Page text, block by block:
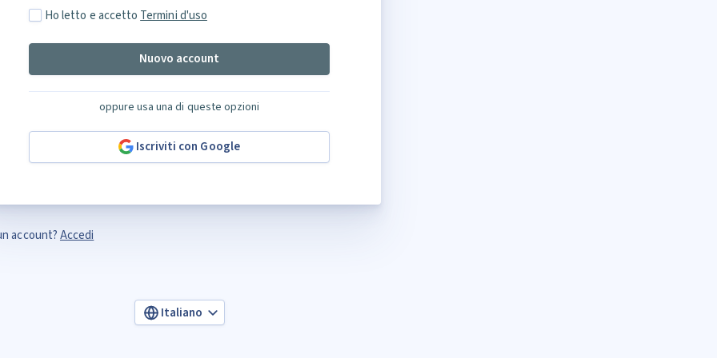
Ho letto e accetto Termini d'uso
Nuovo account
oppure usa una di queste opzioni
Iscriviti con Google
account?Accedi
Italiano